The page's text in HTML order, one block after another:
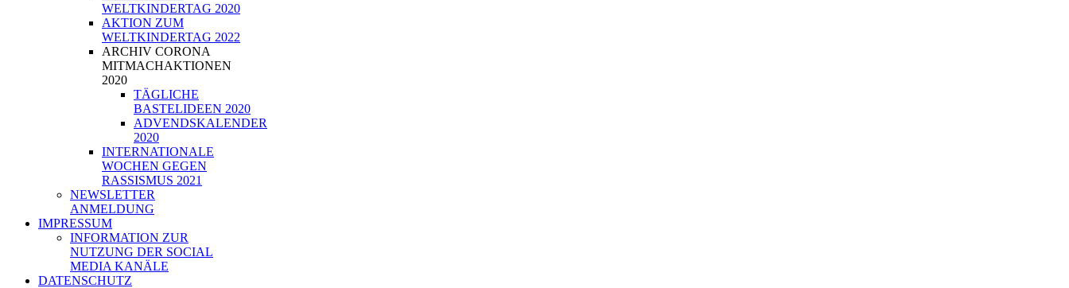
WELTKINDERTAG 2020
AKTION ZUM
WELTKINDERTAG 2022
ARCHIV CORONA
MITMACHAKTIONEN
2020
TÄGLICHE
BASTELIDEEN 2020
ADVENDSKALENDER
2020
INTERNATIONALE
WOCHEN GEGEN
RASSISMUS 2021
NEWSLETTER
ANMELDUNG
IMPRESSUM
INFORMATION ZUR
NUTZUNG DER SOCIAL
MEDIA KANÄLE
DATENSCHUTZ